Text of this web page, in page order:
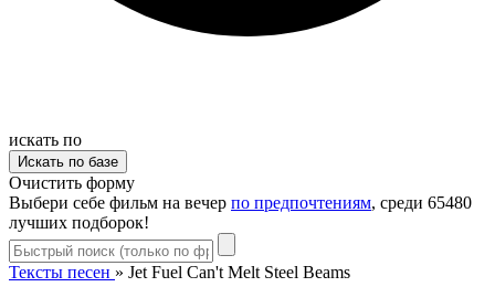
искать по
Очистить форму
Выбери себе фильм на вечер по предпочтениям, среди 65480
лучших подборок!
Тексты песен » Jet Fuel Can't Melt Steel Beams